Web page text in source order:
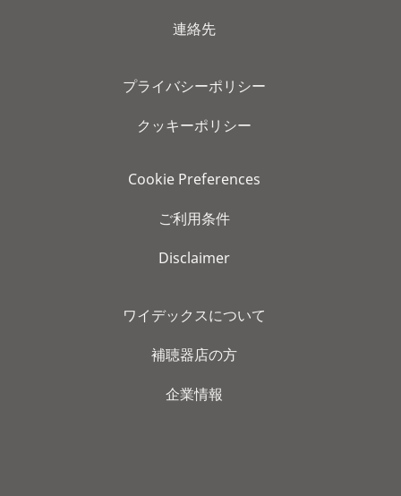
連絡先
プライバシーポリシー
クッキーポリシー
Cookie Preferences
ご利用条件
Disclaimer
ワイデックスについて
補聴器店の方
企業情報